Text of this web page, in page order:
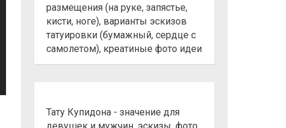
размещения (на руке, запястье,
кисти, ноге), варианты эскизов
татуировки (бумажный, сердце с
самолетом), креатиные фото идеи
Тату Купидона - значение для